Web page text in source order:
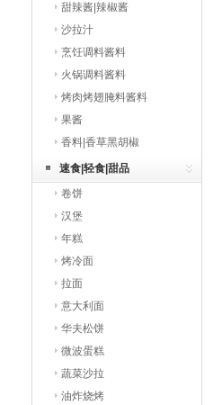
甜辣酱|辣椒酱
沙拉汁
烹饪调料酱料
火锅调料酱料
烤肉烤翅腌料酱料
果酱
香料|香草黑胡椒
速食|轻食|甜品
卷饼
汉堡
年糕
烤冷面
拉面
意大利面
华夫松饼
微波蛋糕
蔬菜沙拉
油炸烧烤